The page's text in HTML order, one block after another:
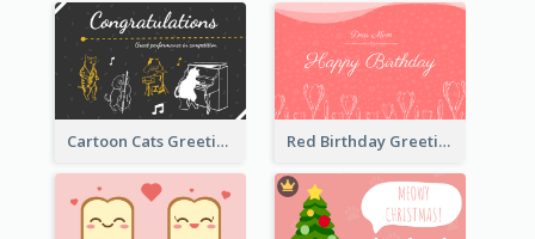
Cartoon Cats Greeting Card For Great Performance Red Birthday Greeting Card